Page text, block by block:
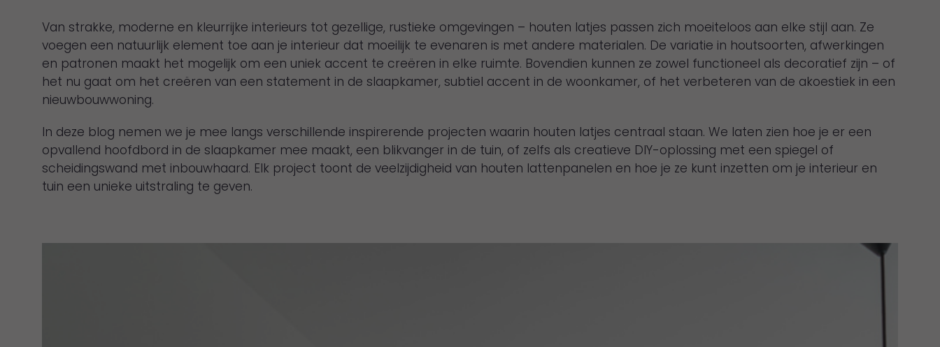
Van strakke, moderne en kleurrijke interieurs tot gezellige, rustieke omgevingen – houten latjes passen zich moeiteloos aan elke stijl aan. Ze
voegen een natuurlijk element toe aan je interieur dat moeilijk te evenaren is met andere materialen. De variatie in houtsoorten, afwerkingen
en patronen maakt het mogelijk om een uniek accent te creëren in elke ruimte. Bovendien kunnen ze zowel functioneel als decoratief zijn – of
het nu gaat om het creëren van een statement in de slaapkamer, subtiel accent in de woonkamer, of het verbeteren van de akoestiek in een
nieuwbouwwoning.
In deze blog nemen we je mee langs verschillende inspirerende projecten waarin houten latjes centraal staan. We laten zien hoe je er een
opvallend hoofdbord in de slaapkamer mee maakt, een blikvanger in de tuin, of zelfs als creatieve DIY-oplossing met een spiegel of
scheidingswand met inbouwhaard. Elk project toont de veelzijdigheid van houten lattenpanelen en hoe je ze kunt inzetten om je interieur en
tuin een unieke uitstraling te geven.